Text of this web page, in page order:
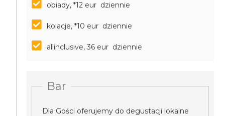
obiady, *12 eur dziennie
kolacje, *10 eur dziennie
allinclusive, 36 eur dziennie
Bar
Dla Gości oferujemy do degustacji lokalne